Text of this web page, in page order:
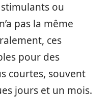
ou
pas la même
ces
pour des
courtes, souvent
jours et un mois.